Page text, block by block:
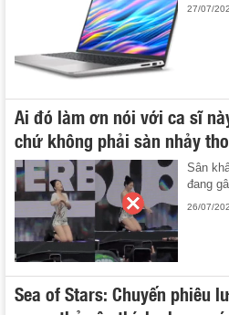
27/07/
Ai đó làm ơn nói với ca sĩ
chứ không phải sàn nhảy
Sân
đang
26/07/
Sea of Stars: Chuyến phiêu